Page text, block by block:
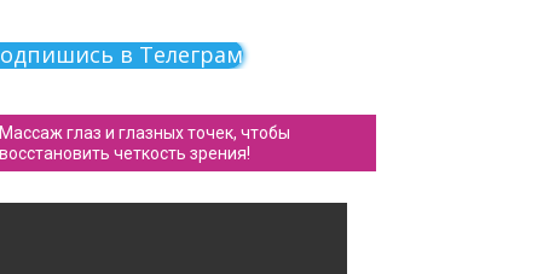
в Телеграм
Массаж глаз и глазных точек, чтобы
восстановить четкость зрения!